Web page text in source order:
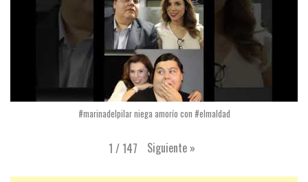
#marinadelpilar niega amorío con #elmaldad
1 /147 Siguiente »